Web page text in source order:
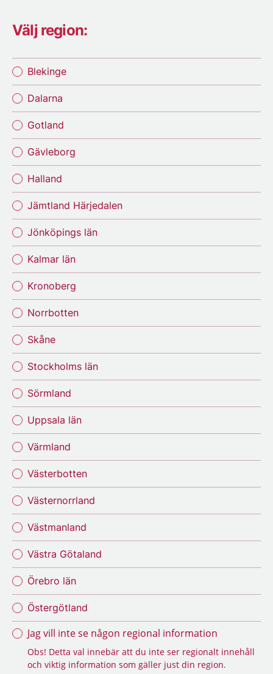
Välj region:
Blekinge
Dalarna
Gotland
Gävleborg
Halland
Jämtland Härjedalen
Jönköpings län
Kalmar län
Kronoberg
Norrbotten
Skåne
Stockholms län
Sörmland
Uppsala län
Värmland
Västerbotten
Västernorrland
Västmanland
Västra Götaland
Örebro län
Östergötland
Jag vill inte se någon regional information
Obs! Detta val innebär att du inte ser regionalt innehåll
och viktig information som gäller just din region.